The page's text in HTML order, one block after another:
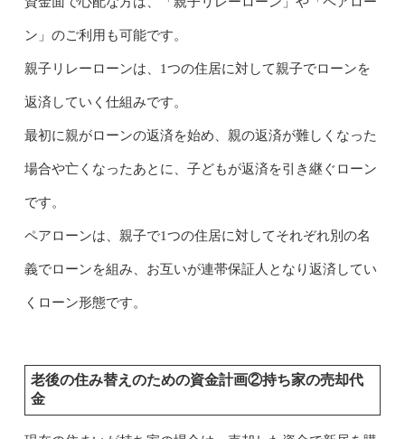
ン」のご利用も可能です。
親子リレーローンは、1つの住居に対して親子でローンを
返済していく仕組みです。
最初に親がローンの返済を始め、親の返済が難しくなった
場合や亡くなったあとに、子どもが返済を引き継ぐローン
です。
ペアローンは、親子で1つの住居に対してそれぞれ別の名
義でローンを組み、お互いが連帯保証人となり返済してい
くローン形態です。
老後の住み替えのための資金計画②持ち家の売却代
金